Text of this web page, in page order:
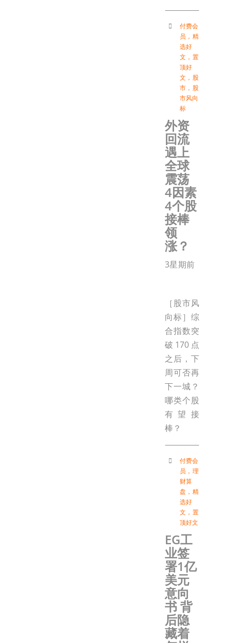
付费会
员 ， 精
选好
文 ， 置
顶好
文 ， 股
市 ， 股
市风向
标
外资
回流
遇上
全球
震荡
4因素
4个股
接棒
领
涨？
3星期前
［股市风
向标］综
合指数突
破170点
之后，下
周可否再
下一城？
哪类个股
有望接
棒？
付费会
员 ， 理
财算
盘 ， 精
选好
文 ， 置
顶好文
EG工
业签
署1亿
美元
意向
书 背
后隐
藏着